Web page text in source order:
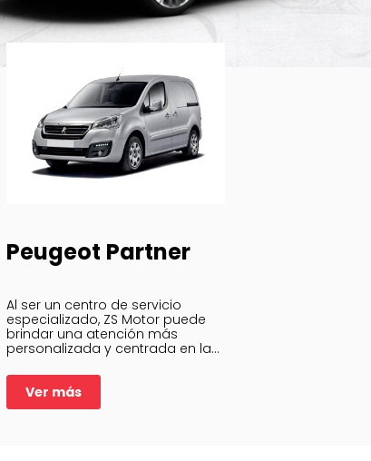
Peugeot Partner
Al ser un centro de servicio
especializado, ZS Motor puede
brindar una atención más
personalizada y centrada en las
necesidades específicas de tu
Peugeot 5008.
Ver más